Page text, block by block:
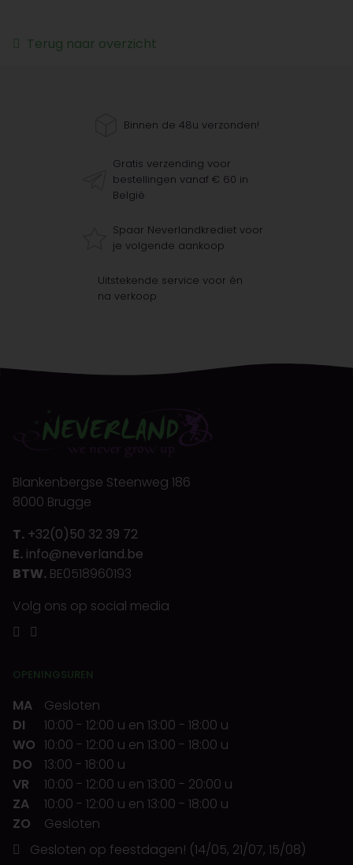
Terug naar overzicht
Binnen de 48u verzonden!
Gratis verzending voor
bestellingen vanaf € 60 in
België
Spaar Neverlandkrediet voor
je volgende aankoop
Uitstekende service voor én
na verkoop
Blankenbergse Steenweg 186
8000 Brugge
T. +32(0)50 32 39 72
E. info@neverland.be
BTW. BE0518960193
Volg ons op social media
OPENINGSUREN
MA
Gesloten
DI
10:00 - 12:00 u en 13:00 - 18:00 u
WO 10:00 - 12:00 u en 13:00 - 18:00 u
DO
13:00 - 18:00 u
VR
10:00 - 12:00 u en 13:00 - 20:00 u
ZA
10:00 - 12:00 u en 13:00 - 18:00 u
ZO
Gesloten
Gesloten op feestdagen! (14/05, 21/07, 15/08)